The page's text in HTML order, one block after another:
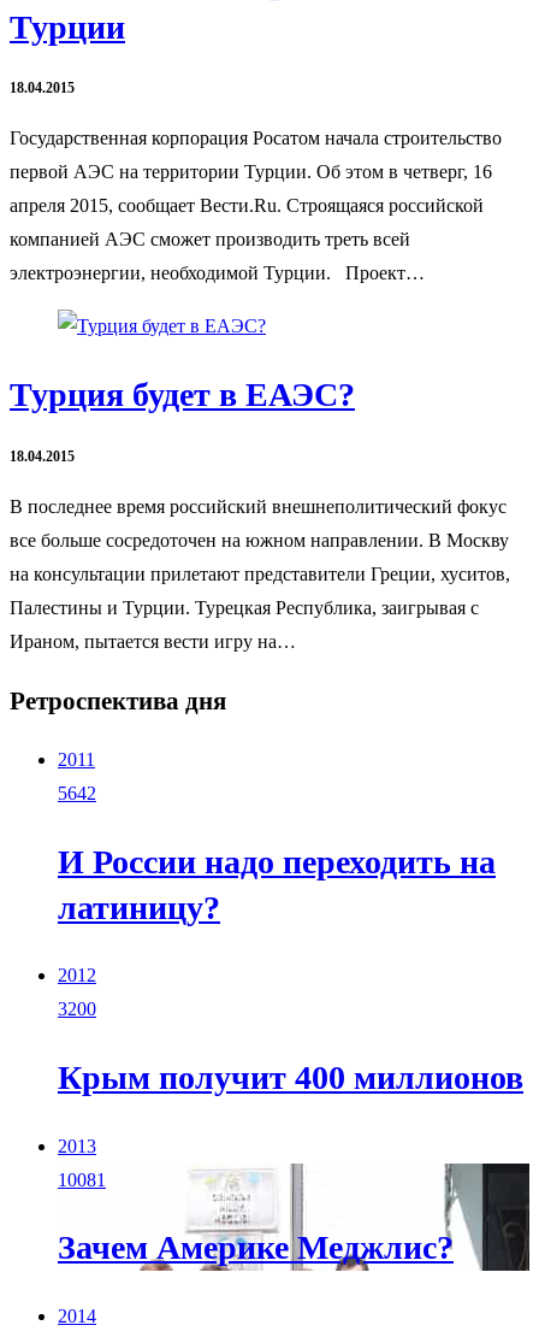
Турции
18.04.2015
Государственная корпорация Росатом начала строительство
первой АЭС на территории Турции. Об этом в четверг, 16
апреля 2015, сообщает Вести.Ru. Строящаяся российской
компанией АЭС сможет производить треть всей
электроэнергии, необходимой Турции. Проект…
Турция будет в ЕАЭС?
18.04.2015
В последнее время российский внешнеполитический фокус
все больше сосредоточен на южном направлении. В Москву
на консультации прилетают представители Греции, хуситов,
Палестины и Турции. Турецкая Республика, заигрывая с
Ираном, пытается вести игру на…
Ретроспектива дня
2011
5642
И России надо переходить на
латиницу?
2012
3200
Крым получит 400 миллионов
2013
10081
Зачем Америке Меджлис?
2014